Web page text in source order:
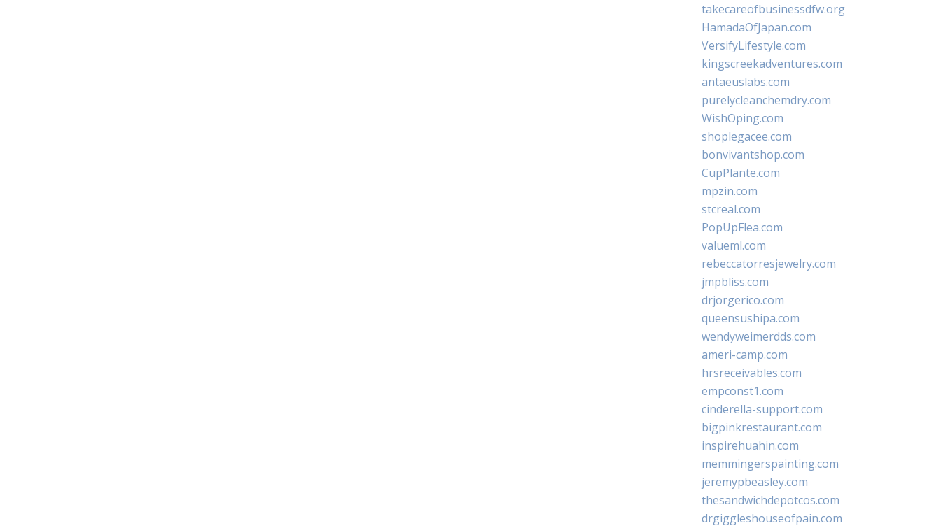
takecareofbusinessdfw.org
HamadaOfJapan.com
VersifyLifestyle.com
kingscreekadventures.com
antaeuslabs.com
purelycleanchemdry.com
WishOping.com
shoplegacee.com
bonvivantshop.com
CupPlante.com
mpzin.com
stcreal.com
PopUpFlea.com
valueml.com
rebeccatorresjewelry.com
jmpbliss.com
drjorgerico.com
queensushipa.com
wendyweimerdds.com
ameri-camp.com
hrsreceivables.com
empconst1.com
cinderella-support.com
bigpinkrestaurant.com
inspirehuahin.com
memmingerspainting.com
jeremypbeasley.com
thesandwichdepotcos.com
drgiggleshouseofpain.com